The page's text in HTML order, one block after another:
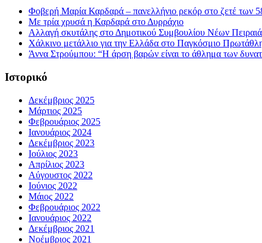
Φοβερή Μαρία Καρδαρά – πανελλήνιο ρεκόρ στο ζετέ των
Με τρία χρυσά η Καρδαρά στο Δυρράχιο
Αλλαγή σκυτάλης στο Δημοτικού Συμβουλίου Νέων
Χάλκινο μετάλλιο για την Ελλάδα στο Παγκόσμιο
Άννα Στρούμπου: “Η άρση βαρών είναι το άθλημα των
Ιστορικό
Δεκέμβριος 2025
Μάρτιος 2025
Φεβρουάριος 2025
Ιανουάριος 2024
Δεκέμβριος 2023
Ιούλιος 2023
Απρίλιος 2023
Αύγουστος 2022
Ιούνιος 2022
Μάιος 2022
Φεβρουάριος 2022
Ιανουάριος 2022
Δεκέμβριος 2021
Νοέμβριος 2021